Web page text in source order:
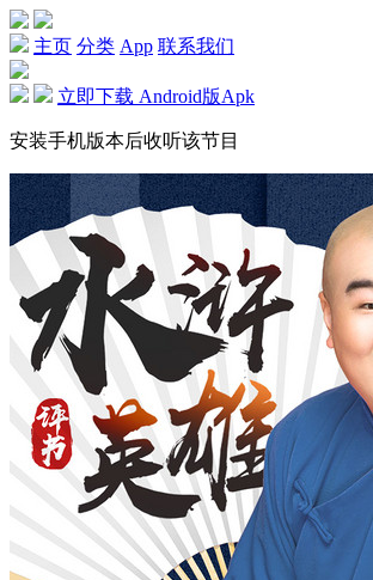
主页 分类 App 联系我们
立即下载 Android版Apk
安装手机版本后收听该节目